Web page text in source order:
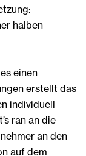
halben
einen
erstellt das
individuell
ran an die
an den
auf dem